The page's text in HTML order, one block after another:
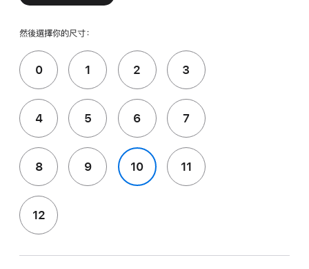
然後選擇你的尺寸：
0 1 2 3
4 5 6 7
8 9 10 11
12